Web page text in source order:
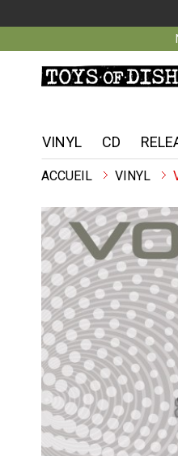
VINYL CD
ACCUEIL VINYL